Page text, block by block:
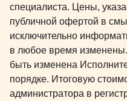
специалиста. Цены,
публичной офертой в
исключительно
в любое время
быть изменена
порядке. Итоговую
администратора в